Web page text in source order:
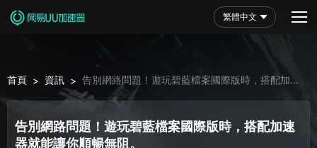
繁體中文
首頁 > 資訊 > 告別網路問題！遊玩碧藍檔案國際版時，搭配加速
器就能讓你順暢無阻。
告別網路問題！遊玩碧藍檔案國際版時，搭配加速
器就能讓你順暢無阻。